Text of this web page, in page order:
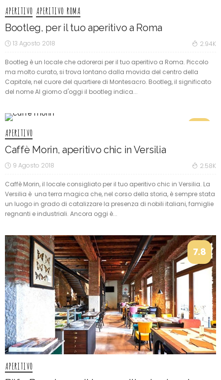
APERITIVO APERITIVO ROMA
Bootleg, per il tuo aperitivo a Roma
13 Agosto 2018 2.94K
Bootleg è un locale che adorerai per il tuo aperitivo a Roma. Piccolo
ma molto curato, si trova lontano dalla movida del centro della
Capitale, nel cuore del quartiere di Montesacro. Bootleg, il significato
del nome Al giorno d'oggi il bootleg indica...
APERITIVO
Caffè Morin, aperitivo chic in Versilia
9 Agosto 2018 2.58K
Caffè Morin, il locale consigliato per il tuo aperitivo chic in Versilia. La
Versilia è una terra magica che, nel corso della storia, è sempre stata
un luogo in grado di catalizzare la presenza di nobili italiani, famiglie
regnanti e industriali. Ancora oggi è...
7.8
APERITIVO